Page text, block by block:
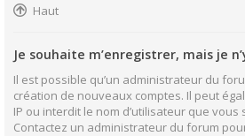
Haut
Je souhaite m’enregistrer, mais je
Il est possible qu’un administrateur du
création de nouveaux comptes. Il peut
IP ou interdit le nom d’utilisateur que
Contactez un administrateur du forum